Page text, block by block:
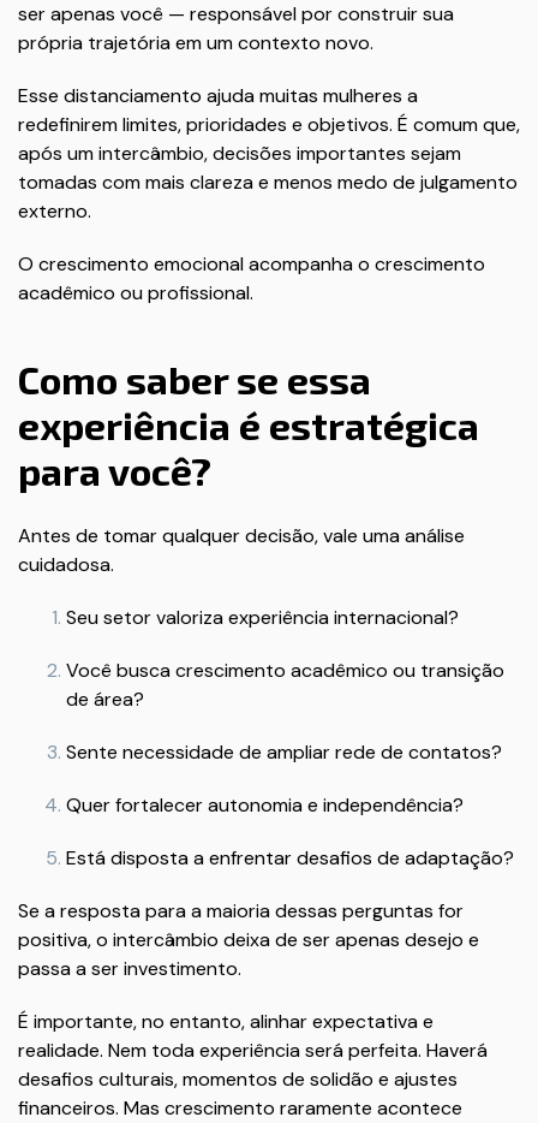
ser apenas você — responsável por construir sua
própria trajetória em um contexto novo.
Esse distanciamento ajuda muitas mulheres a
redefinirem limites, prioridades e objetivos. É comum que,
após um intercâmbio, decisões importantes sejam
tomadas com mais clareza e menos medo de julgamento
externo.
O crescimento emocional acompanha o crescimento
acadêmico ou profissional.
Como saber se essa
experiência é estratégica
para você?
Antes de tomar qualquer decisão, vale uma análise
cuidadosa.
Seu setor valoriza experiência internacional?
Você busca crescimento acadêmico ou transição
de área?
Sente necessidade de ampliar rede de contatos?
Quer fortalecer autonomia e independência?
Está disposta a enfrentar desafios de adaptação?
Se a resposta para a maioria dessas perguntas for
positiva, o intercâmbio deixa de ser apenas desejo e
passa a ser investimento.
É importante, no entanto, alinhar expectativa e
realidade. Nem toda experiência será perfeita. Haverá
desafios culturais, momentos de solidão e ajustes
financeiros. Mas crescimento raramente acontece